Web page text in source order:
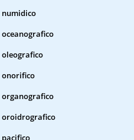
numidico
oceanografico
oleografico
onorifico
organografico
oroidrografico
pacifico